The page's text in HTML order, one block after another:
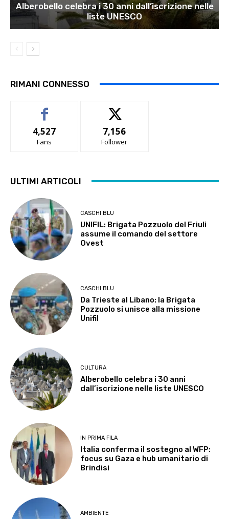
Alberobello celebra i 30 anni dall’iscrizione nelle
liste UNESCO
RIMANI CONNESSO
4,527
Fans
7,156
Follower
ULTIMI ARTICOLI
CASCHI BLU
UNIFIL: Brigata Pozzuolo del Friuli
assume il comando del settore
Ovest
CASCHI BLU
Da Trieste al Libano: la Brigata
Pozzuolo si unisce alla missione
Unifil
CULTURA
Alberobello celebra i 30 anni
dall’iscrizione nelle liste UNESCO
IN PRIMA FILA
Italia conferma il sostegno al WFP:
focus su Gaza e hub umanitario di
Brindisi
AMBIENTE